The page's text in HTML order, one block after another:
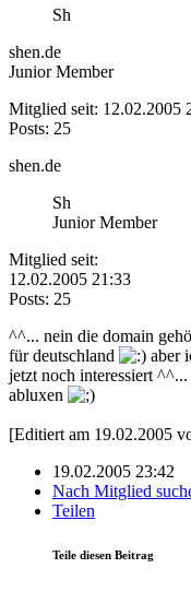
Sh
shen.de
Junior Member
Mitglied seit: 12.02.2005
Posts: 25
shen.de
Sh
Junior Member
Mitglied seit:
12.02.2005 21:33
Posts: 25
^^... nein die domain
für deutschland
aber
jetzt noch interessiert
abluxen
[Editiert am 19.02.2005
19.02.2005 23:42
Nach Mitglied
Teilen
Teile diesen Beitrag